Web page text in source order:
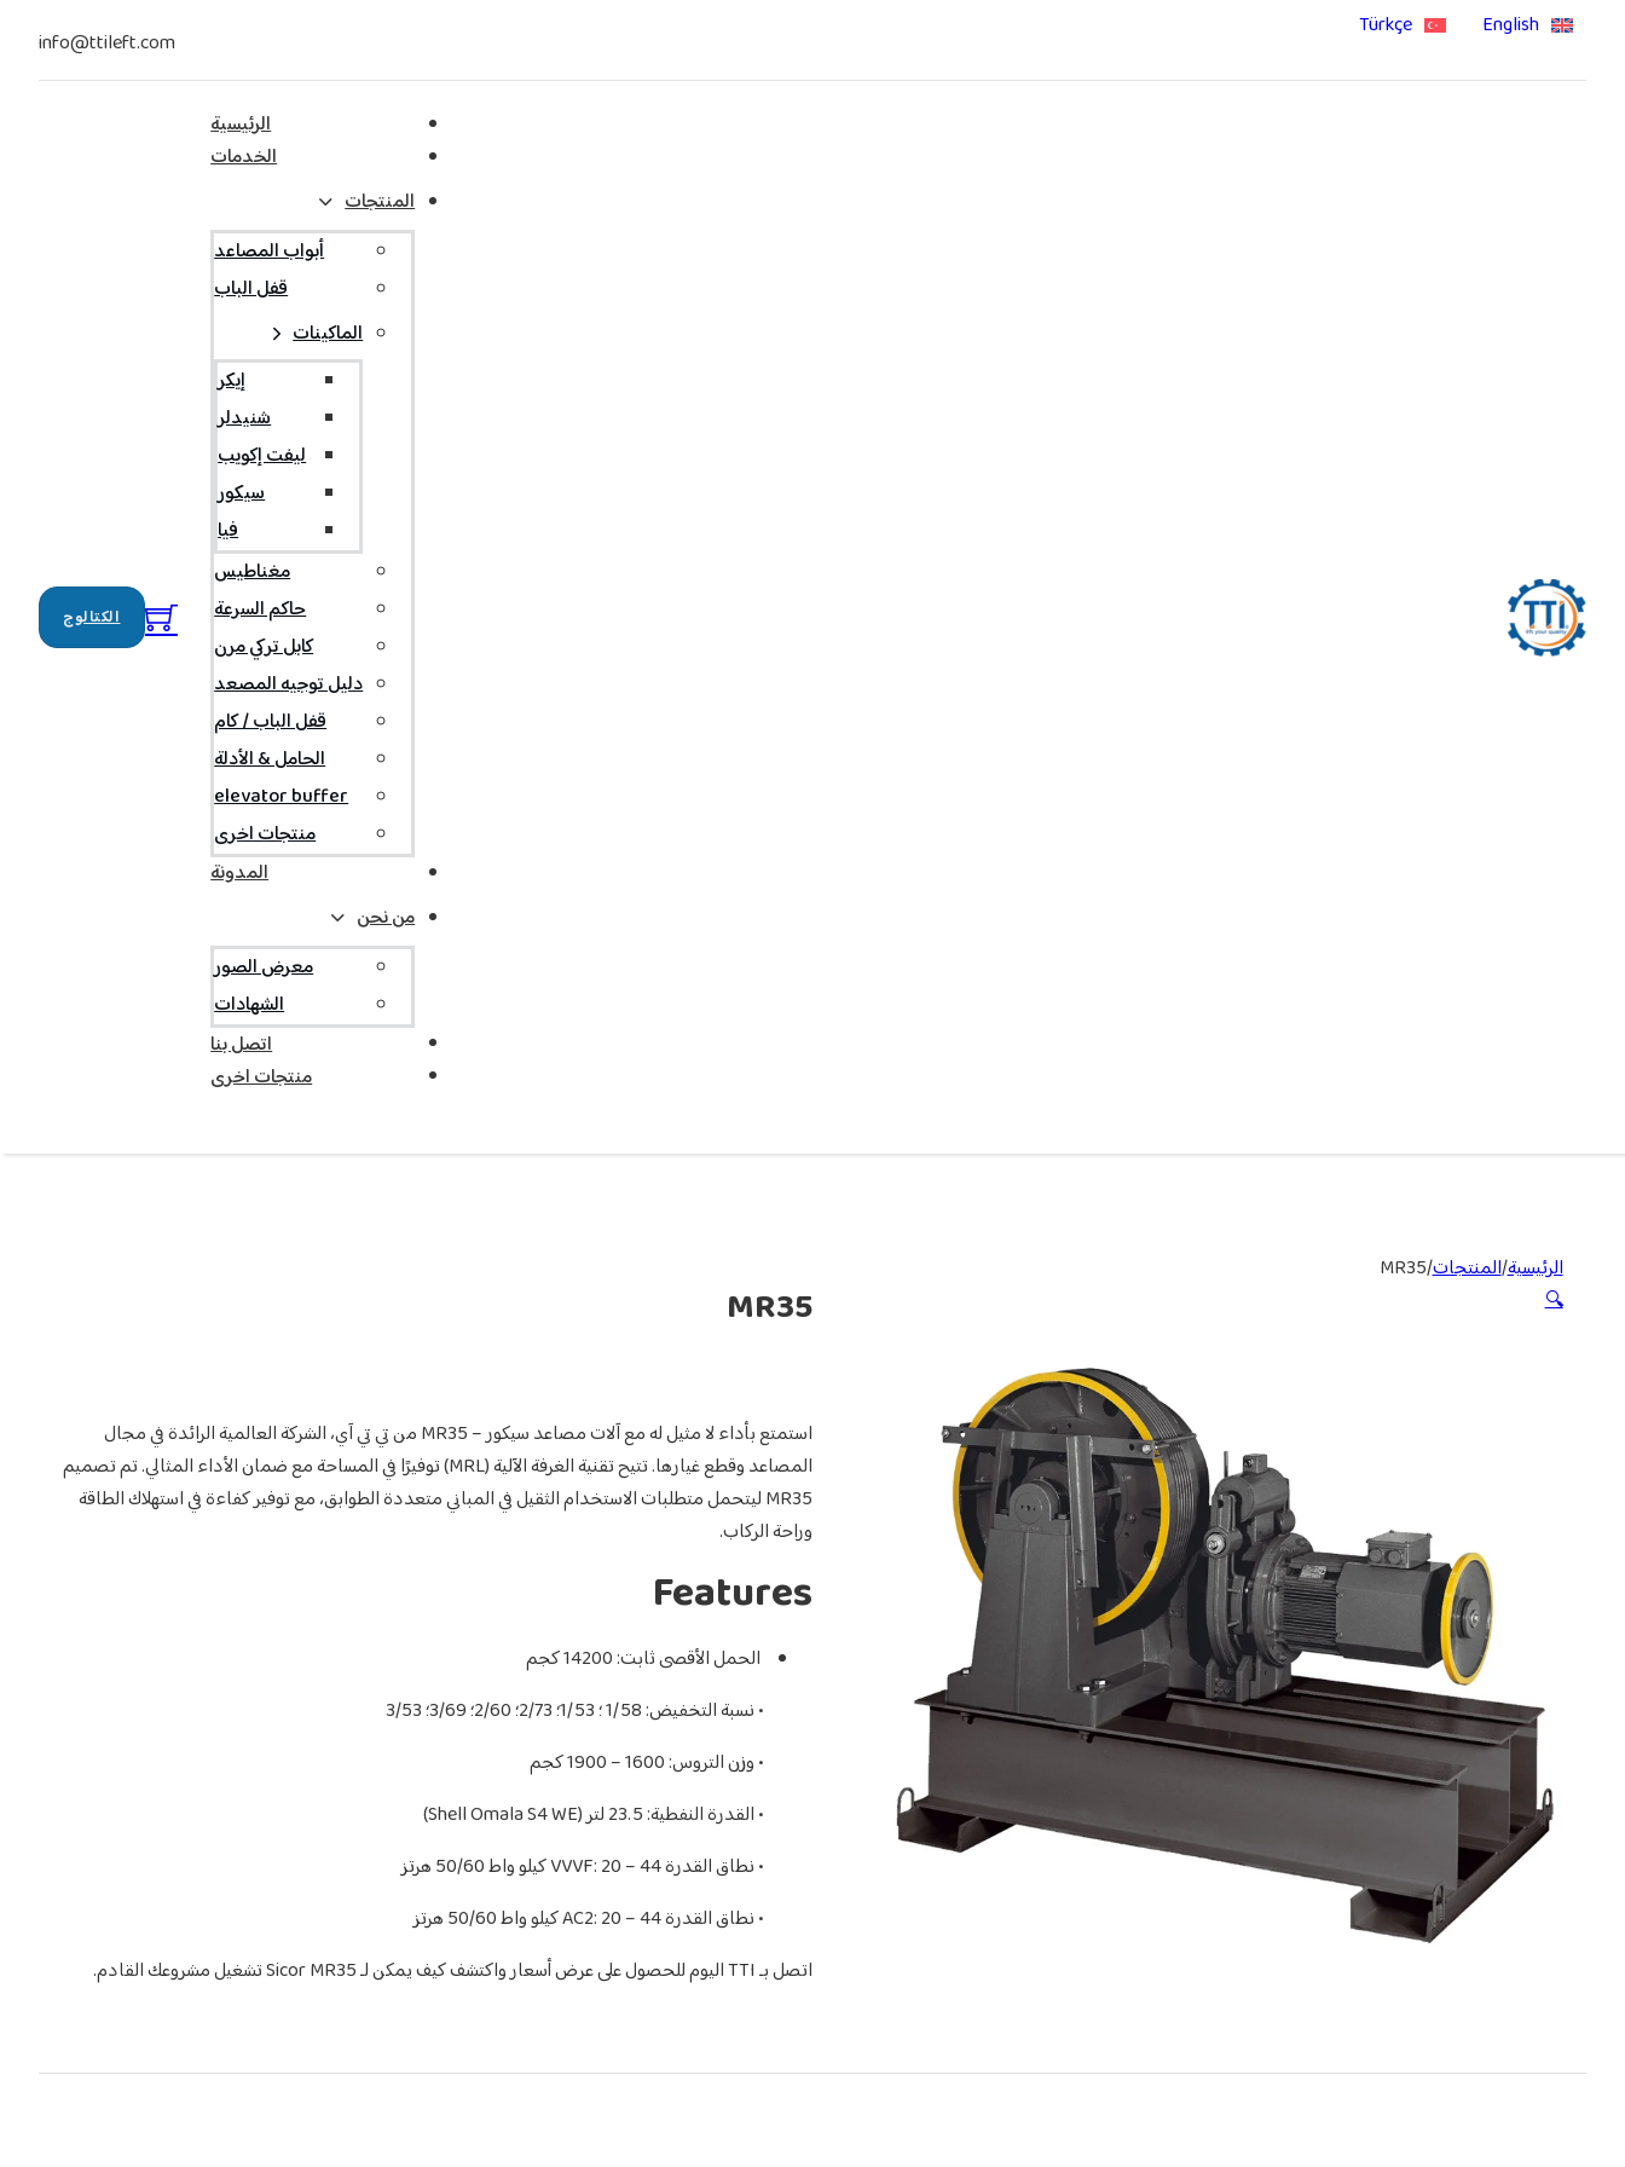
English
Türkçe
info@ttileft.com
الرئيسية
الخدمات
المنتجات
أبواب المصاعد
قفل الباب
الماكينات
إيكر
شنيدلر
ليفت إكويب
سيكور
فيا
مغناطيس
حاكم السرعة
كابل تركي مرن
دليل توجيه المصعد
قفل الباب / كام
الحامل & الأدلة
elevator buffer
منتجات اخرى
المدونة
من نحن
معرض الصور
الشهادات
اتصل بنا
منتجات اخرى
الكتالوج
الرئيسية/المنتجات/
MR35
🔍
MR35
استمتع بأداء لا مثيل له مع آلات مصاعد سيكور – MR35 من تي تي آي، الشركة العالمية الرائدة في مجال
المصاعد وقطع غيارها. تتيح تقنية الغرفة الآلية (MRL) توفيرًا في المساحة مع ضمان الأداء المثالي. تم تصميم
MR35 ليتحمل متطلبات الاستخدام الثقيل في المباني متعددة الطوابق، مع توفير كفاءة في استهلاك الطاقة
وراحة الركاب.
Features
الحمل الأقصى ثابت: 14200 كجم
• نسبة التخفيض: 1/58 ؛ 1/53؛ 2/73؛ 2/60؛ 3/69؛ 3/53
• وزن التروس: 1600 – 1900 كجم
• القدرة النفطية: 23.5 لتر (Shell Omala S4 WE)
• نطاق القدرة VVVF: 20 – 44 كيلو واط 50/60 هرتز
• نطاق القدرة AC2: 20 – 44 كيلو واط 50/60 هرتز
اتصل بـ TTI اليوم للحصول على عرض أسعار واكتشف كيف يمكن لـ Sicor MR35 تشغيل مشروعك القادم.